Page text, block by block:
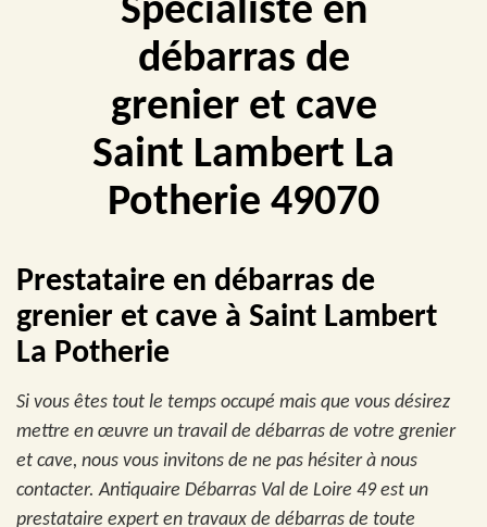
Spécialiste en
débarras de
grenier et cave
Saint Lambert La
Potherie 49070
Prestataire en débarras de
grenier et cave à Saint Lambert
La Potherie
Si vous êtes tout le temps occupé mais que vous désirez
mettre en œuvre un travail de débarras de votre grenier
et cave, nous vous invitons de ne pas hésiter à nous
contacter. Antiquaire Débarras Val de Loire 49 est un
prestataire expert en travaux de débarras de toute